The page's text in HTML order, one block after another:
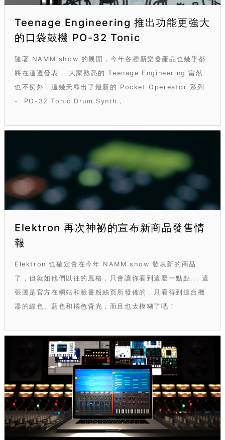
Teenage Engineering 推出功能更強大
的口袋鼓機 PO-32 Tonic
隨著 NAMM show 的展開，今年各種新樂器產品也幾乎都
將在這週發表， 大家熟悉的 Teenage Engineering 當然
也不例外，這幾天釋出了最新的 Pocket Opereator 系列
- PO-32 Tonic Drum Synth，
Elektron 再次神祕的宣布新商品發售情
報
Elektron 也確定會在今年 NAMM show 發表新的商品
了，但就如他們以往的風格，只會讓你看到這麼一點點... 這
張圖是官方在網站和臉書粉絲頁所發佈的，只看得到這台機
器的綠色、藍色和橘色背光，而且也太模糊了吧！